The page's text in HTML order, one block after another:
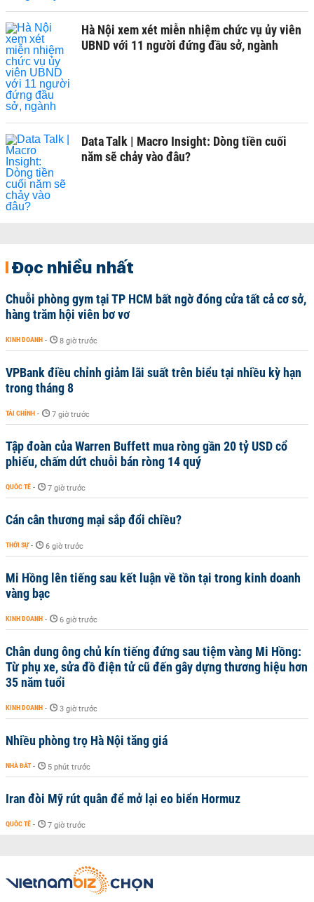
Hà Nội xem xét miễn nhiệm chức vụ ủy viên
UBND với 11 người đứng đầu sở, ngành
Data Talk | Macro Insight: Dòng tiền cuối
năm sẽ chảy vào đâu?
Đọc nhiều nhất
Chuỗi phòng gym tại TP HCM bất ngờ đóng cửa tất cả cơ sở,
hàng trăm hội viên bơ vơ
KINH DOANH - 8 giờ trước
VPBank điều chỉnh giảm lãi suất trên biểu tại nhiều kỳ hạn
trong tháng 8
TÀI CHÍNH - 7 giờ trước
Tập đoàn của Warren Buffett mua ròng gần 20 tỷ USD cổ
phiếu, chấm dứt chuỗi bán ròng 14 quý
QUỐC TẾ - 7 giờ trước
Cán cân thương mại sắp đổi chiều?
THỜI SỰ - 6 giờ trước
Mi Hồng lên tiếng sau kết luận về tồn tại trong kinh doanh
vàng bạc
KINH DOANH - 6 giờ trước
Chân dung ông chủ kín tiếng đứng sau tiệm vàng Mi Hồng:
Từ phụ xe, sửa đồ điện tử cũ đến gây dựng thương hiệu hơn
35 năm tuổi
KINH DOANH - 3 giờ trước
Nhiều phòng trọ Hà Nội tăng giá
NHÀ ĐẤT - 5 phút trước
Iran đòi Mỹ rút quân để mở lại eo biển Hormuz
QUỐC TẾ - 7 giờ trước